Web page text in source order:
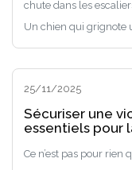
chute dans les
Un chien qui grignote
25/11/2025
Sécuriser une
essentiels pour
Ce n’est pas pour